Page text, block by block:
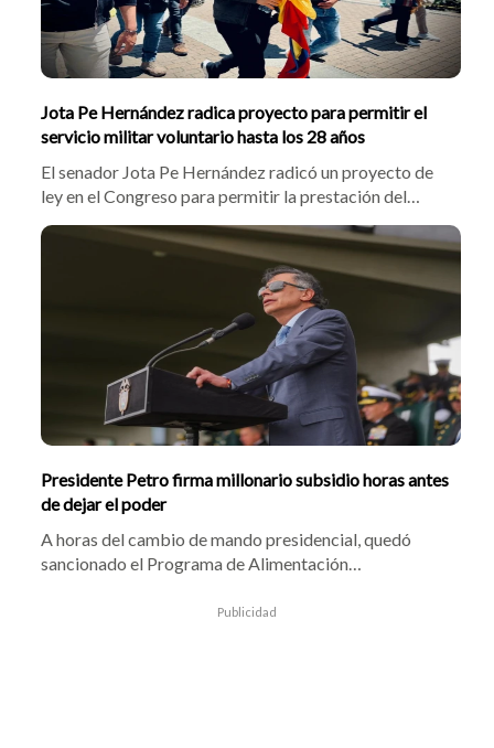
Jota Pe Hernández radica proyecto para permitir el
servicio militar voluntario hasta los 28 años
El senador Jota Pe Hernández radicó un proyecto de
ley en el Congreso para permitir la prestación del
servicio militar voluntario entre los 24 y 28 años. La
iniciativa busca ampliar oportunidades para jóvenes
adultos, reforzar la capacidad operativa y sumar
beneficios en pensión y educación.
Presidente Petro firma millonario subsidio horas antes
de dejar el poder
A horas del cambio de mando presidencial, quedó
sancionado el Programa de Alimentación
alimentaria en universidades públicas mediante platos
Publicidad